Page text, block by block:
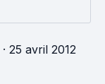
· 25 avril 2012